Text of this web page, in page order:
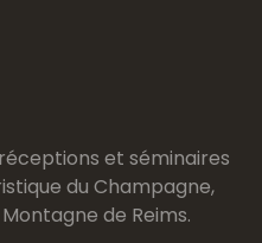
et séminaires
du Champagne,
de Reims.